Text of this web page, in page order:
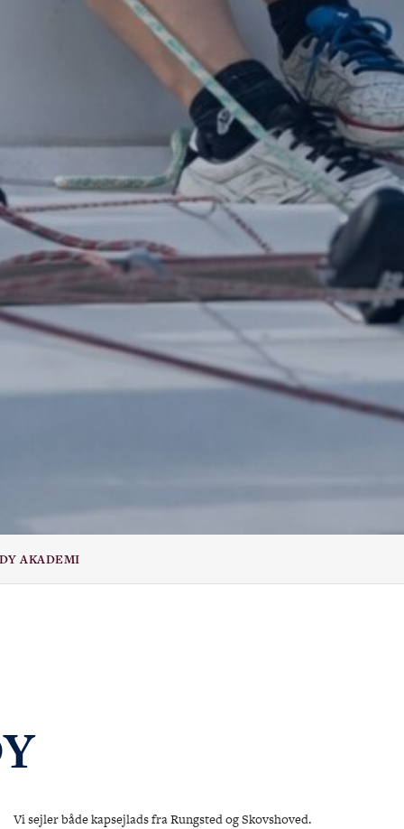
AKADEMI
Vi sejler både kapsejlads fra Rungsted og Skovshoved.